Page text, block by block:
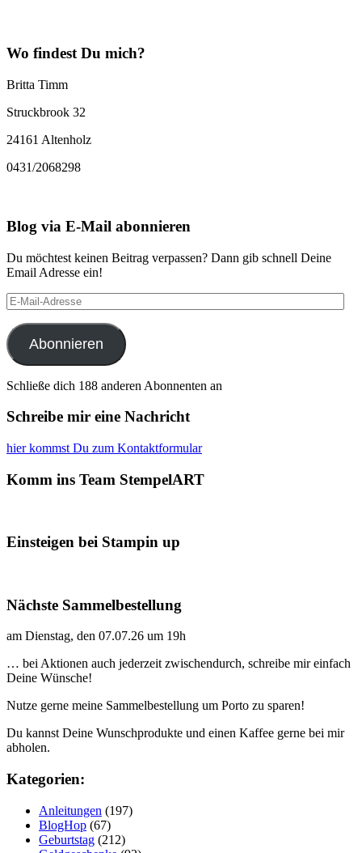
Wo findest Du mich?
Britta Timm
Struckbrook 32
24161 Altenholz
0431/2068298
Blog via E-Mail abonnieren
Du möchtest keinen Beitrag verpassen? Dann gib schnell Deine
Email Adresse ein!
E-
Mail-
Adresse
Abonnieren
Schließe dich 188 anderen Abonnenten an
Schreibe mir eine Nachricht
hier kommst Du zum Kontaktformular
Komm ins Team StempelART
Einsteigen bei Stampin up
Nächste Sammelbestellung
am Dienstag, den 07.07.26 um 19h
… bei Aktionen auch jederzeit zwischendurch, schreibe mir einfach
Deine Wünsche!
Nutze gerne meine Sammelbestellung um Porto zu sparen!
Du kannst Deine Wunschprodukte und einen Kaffee gerne bei mir
abholen.
Kategorien:
Anleitungen (197)
BlogHop (67)
Geburtstag (212)